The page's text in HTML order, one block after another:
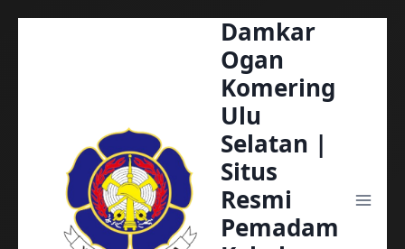
Damkar
Ogan
Komering
Ulu
Selatan |
Situs
Resmi
Pemadam